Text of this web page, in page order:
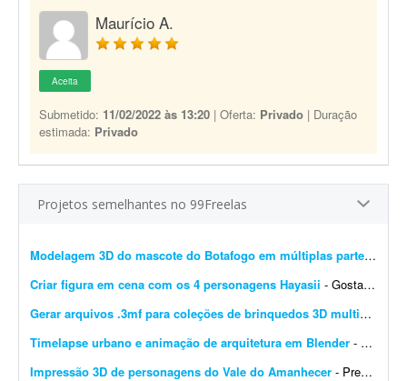
Maurício A.
Aceita
Submetido: 11/02/2022 às 13:20 | Oferta: Privado | Duração
estimada: Privado
Projetos semelhantes no 99Freelas
Modelagem 3D do mascote do Botafogo em múltiplas partes
-
Criar figura em cena com os 4 personagens Hayasii - Gostaria de uma figura que, na verdade, seja uma cena com os quatro personagens da banda Hayasii, de DanDaDan. A cena de referência está em anexo. Minha ideia é que os personage...
Gerar arquivos .3mf para coleções de brinquedos 3D multicoloridos
Timelapse urbano e animação de arquitetura em Blender - Procuro modelador e animador 3D especialista em Blender para criar animações urbanas e timelapses de cidades em estilo documentário. Deve incluir animação de elem...
Impressão 3D de personagens do Vale do Amanhecer - Preciso de um projeto para impressão 3D de dois personagens do Vale do Amanhecer: - Príncipe Ariane - Ministro Yuricy